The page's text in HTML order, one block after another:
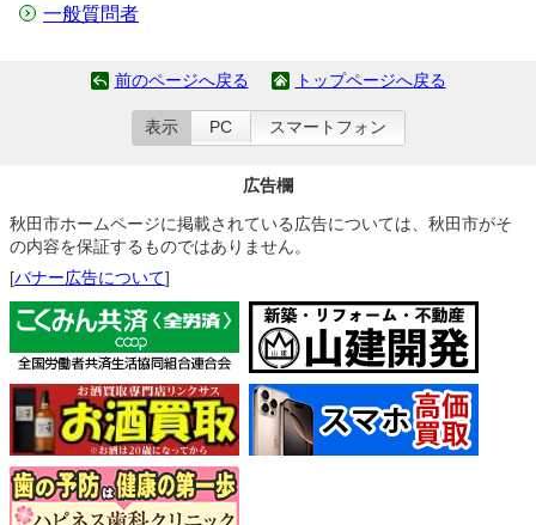
一般質問者
前のページへ戻る トップページへ戻る
表示 PC スマートフォン
広告欄
秋田市ホームページに掲載されている広告については、秋田市がそ
の内容を保証するものではありません。
[バナー広告について]